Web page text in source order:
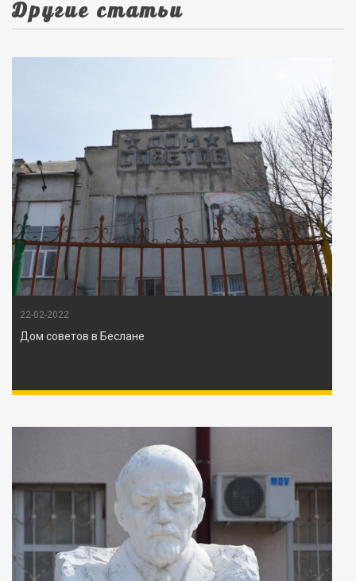
Другие статьи
22-02-2022
Дом советов в Беслане